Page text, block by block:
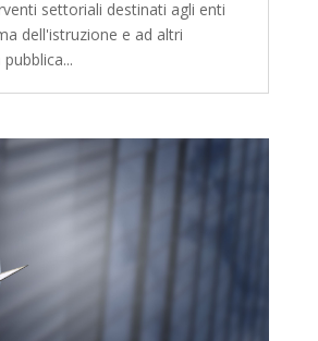
settoriali destinati agli enti
dell'istruzione e ad altri